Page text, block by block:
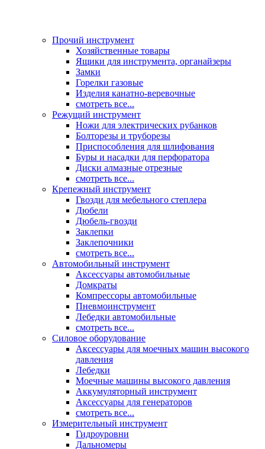
Прочий инструмент
Хозяйственные товары
Ящики для инструмента, органайзеры
Замки
Горелки газовые
Изделия канатно-веревочные
смотреть все...
Режущий инструмент
Ножи для электрических рубанков
Болторезы и труборезы
Приспособления для шлифования
Буры и насадки для перфоратора
Диски алмазные отрезные
смотреть все...
Крепежный инструмент
Гвозди для мебельного степлера
Дюбели
Дюбель-гвозди
Заклепки
Заклепочники
смотреть все...
Автомобильный инструмент
Аксессуары автомобильные
Домкраты
Компрессоры автомобильные
Пневмоинструмент
Лебедки автомобильные
смотреть все...
Силовое оборудование
Аксессуары для моечных машин высокого
давления
Лебедки
Моечные машины высокого давления
Аккумуляторный инструмент
Аксессуары для генераторов
смотреть все...
Измерительный инструмент
Гидроуровни
Дальномеры